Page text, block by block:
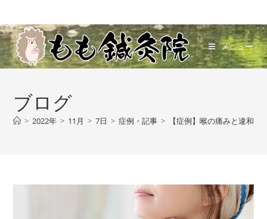
メニュー
ブログ
> 2022年 > 11月 > 7日 > 症例・記事 > 【症例】喉の痛みと違和感